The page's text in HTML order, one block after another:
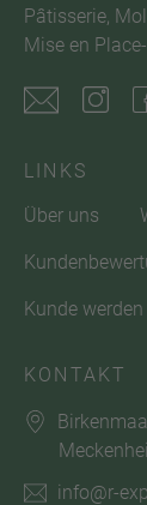
Pâtisserie,
Mise en
LINKS
Über uns
Kunde werden
KONTAKT
info@r-